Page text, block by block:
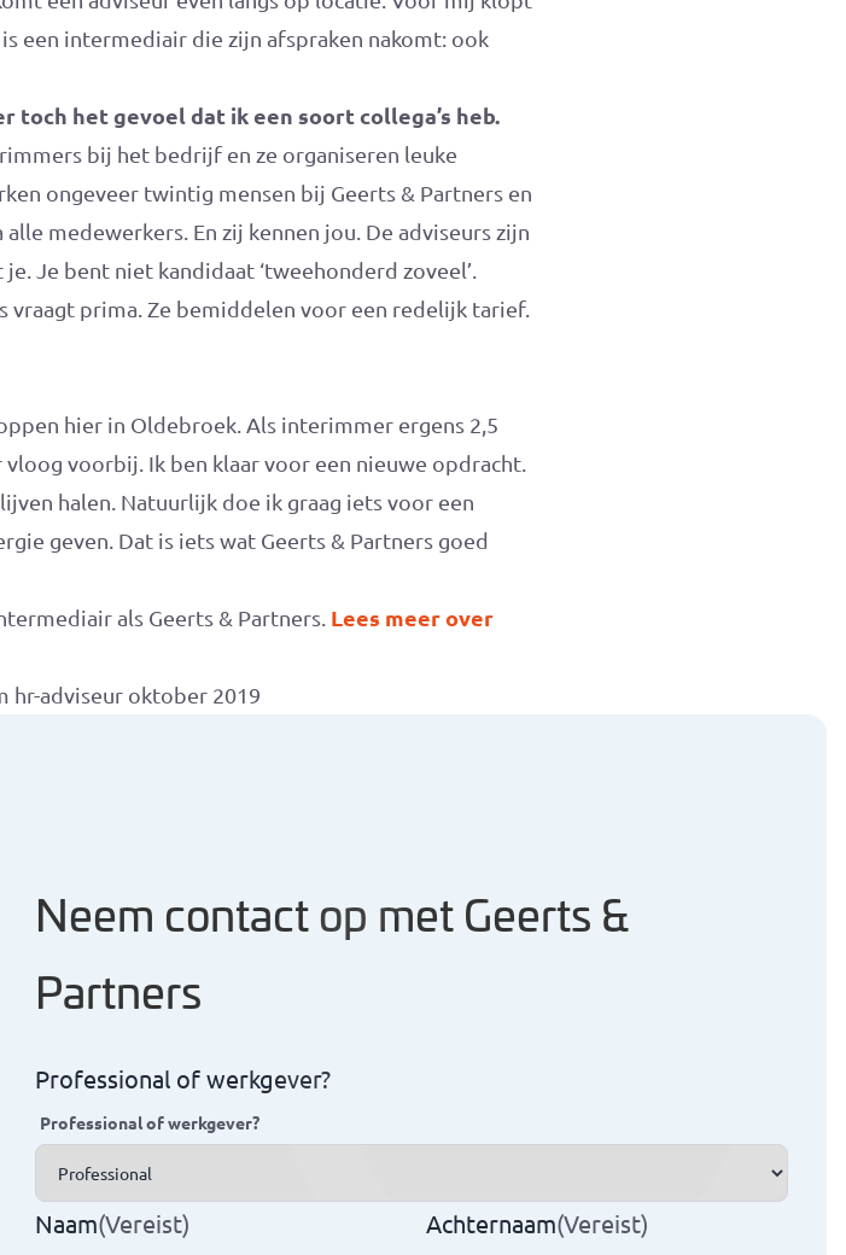
een intermediair die zijn afspraken nakomt: ook
toch het gevoel dat ik een soort collega’s heb.
bij het bedrijf en ze organiseren leuke
ongeveer twintig mensen bij Geerts & Partners en
medewerkers. En zij kennen jou. De adviseurs zijn
Je bent niet kandidaat ‘tweehonderd zoveel’.
vraagt prima. Ze bemiddelen voor een redelijk tarief.
hier in Oldebroek. Als interimmer ergens 2,5
voorbij. Ik ben klaar voor een nieuwe opdracht.
halen. Natuurlijk doe ik graag iets voor een
geven. Dat is iets wat Geerts & Partners goed
als Geerts & Partners. Lees meer over
adviseur oktober 2019
Neem contact op met Geerts &
Partners
Professional of werkgever?
Professional of werkgever?
Naam(Vereist) Achternaam(Vereist)